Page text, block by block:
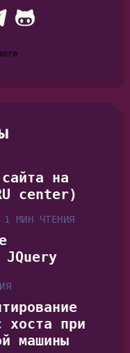
на
center)
1 МИН ЧТЕНИЯ
JQuery
хоста при
машины